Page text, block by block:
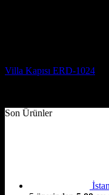
Villa Kapısı ERD-1024
Son Ürünler